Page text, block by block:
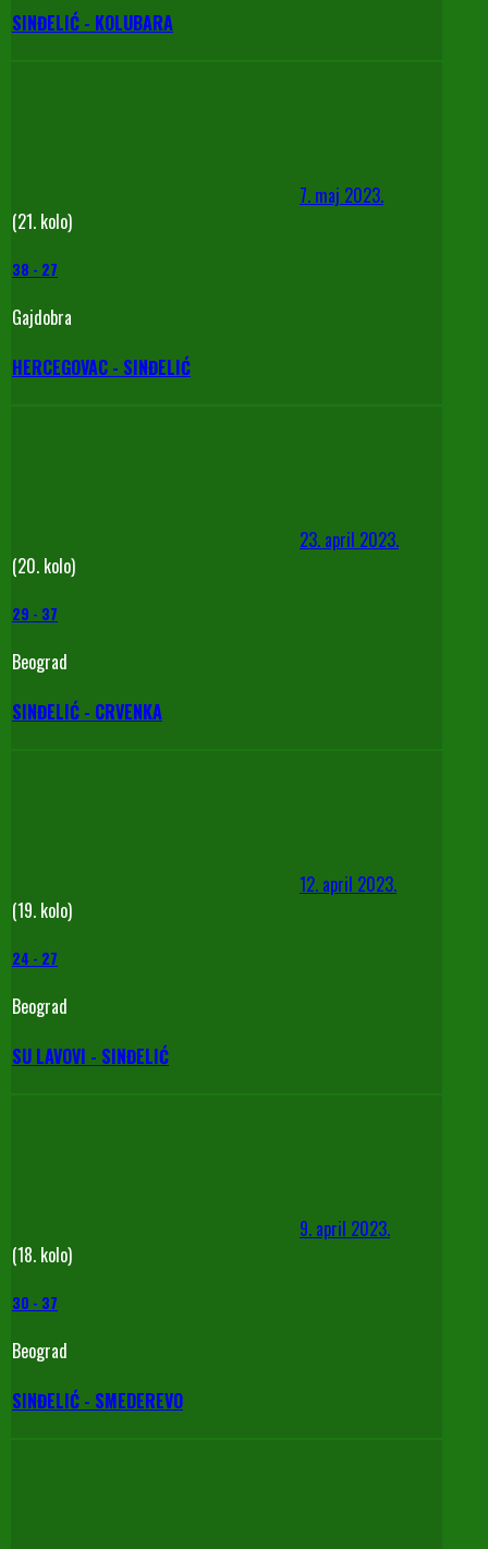
SINĐELIĆ - KOLUBARA
7. maj 2023.
(21. kolo)
38 - 27
Gajdobra
HERCEGOVAC - SINĐELIĆ
23. april 2023.
(20. kolo)
29 - 37
Beograd
SINĐELIĆ - CRVENKA
12. april 2023.
(19. kolo)
24 - 27
Beograd
SU LAVOVI - SINĐELIĆ
9. april 2023.
(18. kolo)
30 - 37
Beograd
SINĐELIĆ - SMEDEREVO